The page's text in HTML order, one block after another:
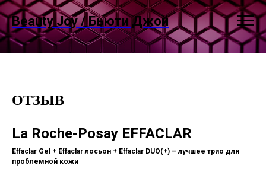
Beauty Joy / Бьюти Джой
ОТЗЫВ
La Roche-Posay EFFACLAR
Effaclar Gel + Effaclar лосьон + Effaclar DUO(+) – лучшее трио для
проблемной кожи